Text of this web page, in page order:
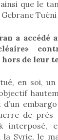
que le
a accédé
de leur
en soi,
de
interposé,
la Syrie, le